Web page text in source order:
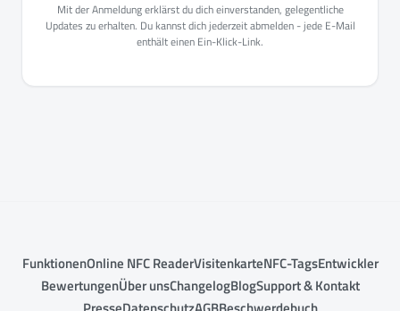
Mit der Anmeldung erklärst du dich einverstanden, gelegentliche
Updates zu erhalten. Du kannst dich jederzeit abmelden - jede E-Mail
enthält einen Ein-Klick-Link.
FunktionenOnline NFC ReaderVisitenkarteNFC-TagsEntwickler
BewertungenÜber unsChangelogBlogSupport & Kontakt